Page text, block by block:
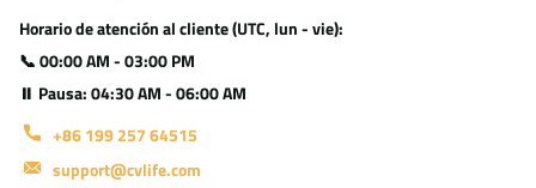
Horario de atención al cliente (UTC, lun - vie):
📞 00:00 AM - 03:00 PM
⏸ Pausa: 04:30 AM - 06:00 AM
+86 199 257 64515
support@cvlife.com